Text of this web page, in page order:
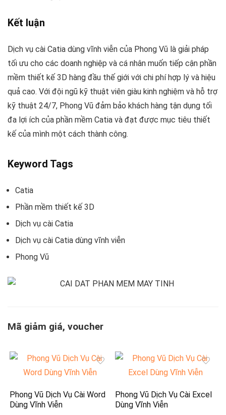
Kết luận
Dịch vụ cài Catia dùng vĩnh viễn của Phong Vũ là giải pháp
tối ưu cho các doanh nghiệp và cá nhân muốn tiếp cận phần
mềm thiết kế 3D hàng đầu thế giới với chi phí hợp lý và hiệu
quả cao. Với đội ngũ kỹ thuật viên giàu kinh nghiệm và hỗ trợ
kỹ thuật 24/7, Phong Vũ đảm bảo khách hàng tận dụng tối
đa lợi ích của phần mềm Catia và đạt được mục tiêu thiết
kế của mình một cách thành công.
Keyword Tags
Catia
Phần mềm thiết kế 3D
Dịch vụ cài Catia
Dịch vụ cài Catia dùng vĩnh viễn
Phong Vũ
Mã giảm giá, voucher
Phong Vũ Dịch Vụ Cài Word
Dùng Vĩnh Viễn
Phong Vũ Dịch Vụ Cài Excel
Dùng Vĩnh Viễn